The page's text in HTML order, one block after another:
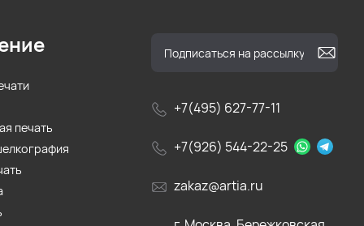
+7(495) 627-77-11
+7(926) 544-22-25
zakaz@artia.ru
печать